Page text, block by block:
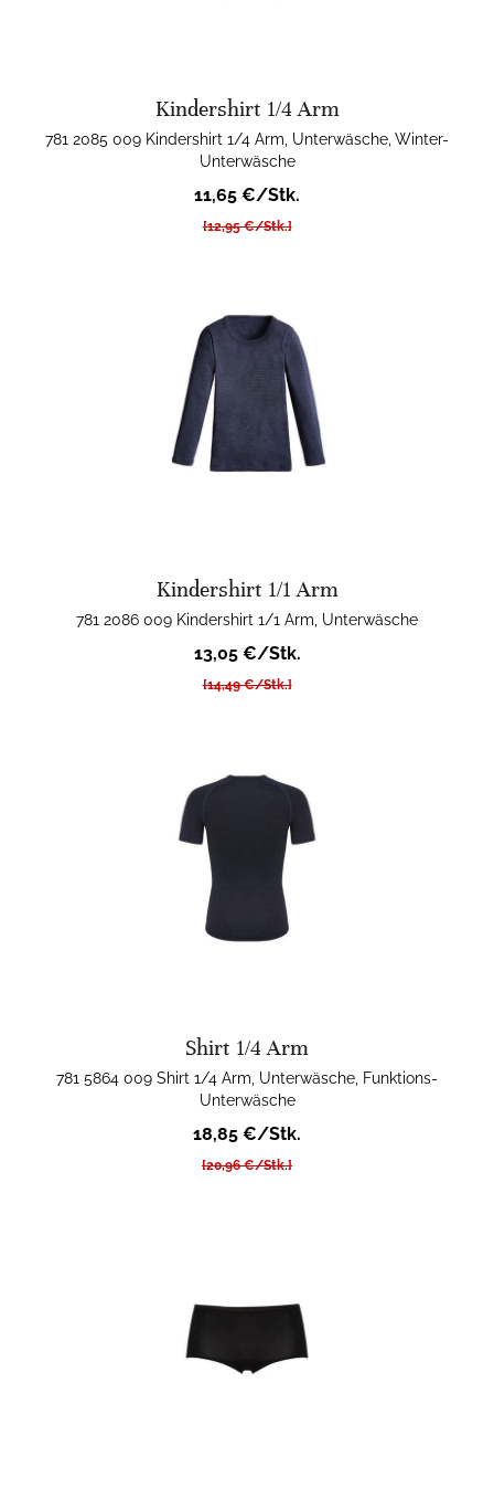
Kindershirt 1/4 Arm
781 2085 009 Kindershirt 1/4 Arm, Unterwäsche, Winter-
Unterwäsche
11,65 €/Stk.
[12,95 €/Stk.]
Kindershirt 1/1 Arm
781 2086 009 Kindershirt 1/1 Arm, Unterwäsche
13,05 €/Stk.
[14,49 €/Stk.]
Shirt 1/4 Arm
781 5864 009 Shirt 1/4 Arm, Unterwäsche, Funktions-
Unterwäsche
18,85 €/Stk.
[20,96 €/Stk.]